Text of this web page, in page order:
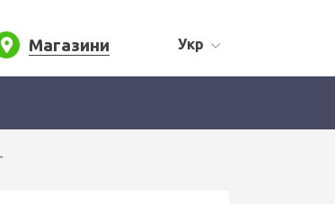
Магазини Укр